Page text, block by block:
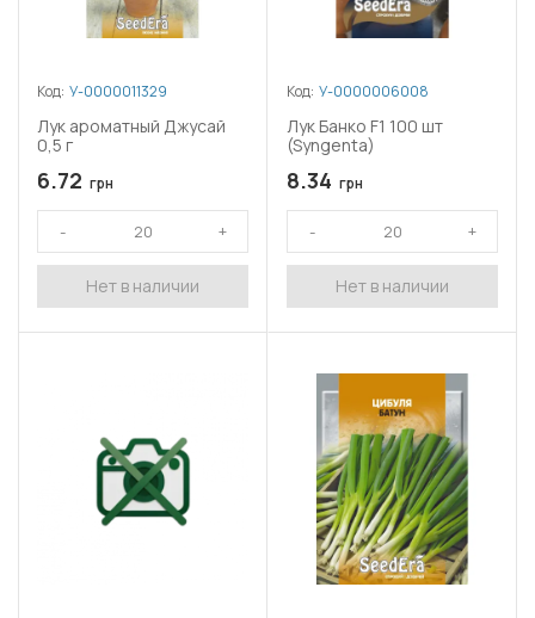
Код: У-0000011329
Лук ароматный Джусай
0,5 г
6.72 грн
Нет в наличии
Код: У-0000006008
Лук Банко F1 100 шт
(Syngenta)
8.34 грн
Нет в наличии